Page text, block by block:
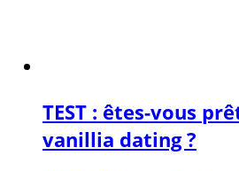
TEST : êtes-vous
vanillia dating ?